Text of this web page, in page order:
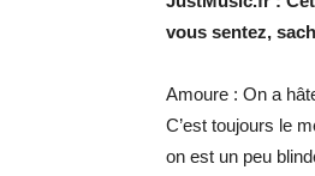
vous sentez,
Amoure : On a
C’est toujours le
on est un peu